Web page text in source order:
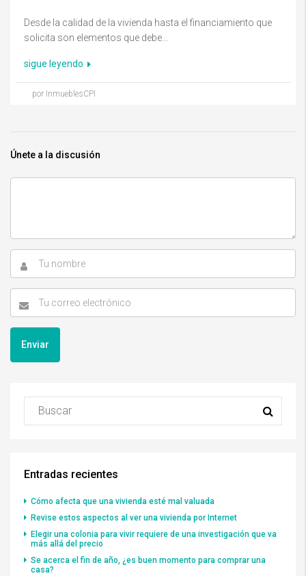
Desde la calidad de la vivienda hasta el financiamiento que
solicita son elementos que debe...
sigue leyendo
por InmueblesCPI
Únete a la discusión
Entradas recientes
Cómo afecta que una vivienda esté mal valuada
Revise estos aspectos al ver una vivienda por Internet
Elegir una colonia para vivir requiere de una investigación que va
más allá del precio
Se acerca el fin de año, ¿es buen momento para comprar una
casa?